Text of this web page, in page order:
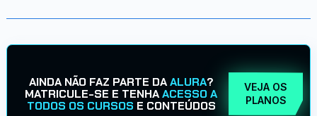
AINDA NÃO FAZ PARTE DAALURA?
MATRICULE-SE E TENHAACESSO A
TODOS OS CURSOS E CONTEÚDOS
VEJA OS
PLANOS